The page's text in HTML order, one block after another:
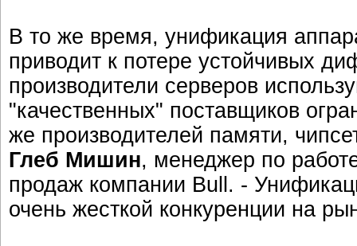
В то же время, унификация
приводит к потере устойчивых
производители серверов
"качественных" поставщиков
же производителей памяти,
Глеб Мишин, менеджер по
продаж компании Bull. -
очень жесткой конкуренции на